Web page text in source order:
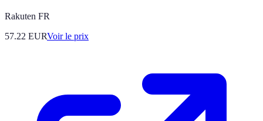
Rakuten FR
57.22 EURVoir le prix